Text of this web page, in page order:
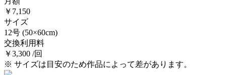
￥7,150
サイズ
12号 (50×60cm)
交換利用料
￥3,300 /回
※ サイズは目安のため作品によって差があります。